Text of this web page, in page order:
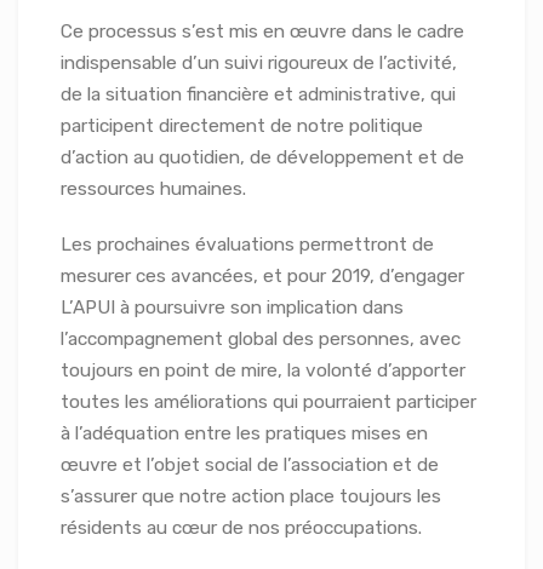
Ce processus s’est mis en œuvre dans le cadre
indispensable d’un suivi rigoureux de l’activité,
de la situation financière et administrative, qui
participent directement de notre politique
d’action au quotidien, de développement et de
ressources humaines.
Les prochaines évaluations permettront de
mesurer ces avancées, et pour 2019, d’engager
L’APUI à poursuivre son implication dans
l’accompagnement global des personnes, avec
toujours en point de mire, la volonté d’apporter
toutes les améliorations qui pourraient participer
à l’adéquation entre les pratiques mises en
œuvre et l’objet social de l’association et de
s’assurer que notre action place toujours les
résidents au cœur de nos préoccupations.